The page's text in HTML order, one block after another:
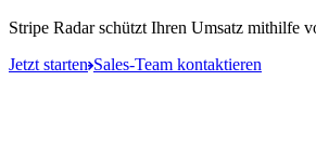
Stripe Radar schützt Ihren Umsatz mithilfe
Jetzt starten Sales-Team kontaktieren